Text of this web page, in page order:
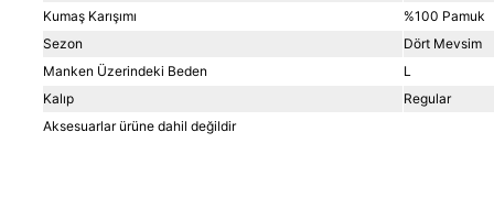
Kumaş Karışımı
%100 Pamuk
Sezon
Dört Mevsim
Manken Üzerindeki Beden
L
Kalıp
Regular
Aksesuarlar ürüne dahil değildir